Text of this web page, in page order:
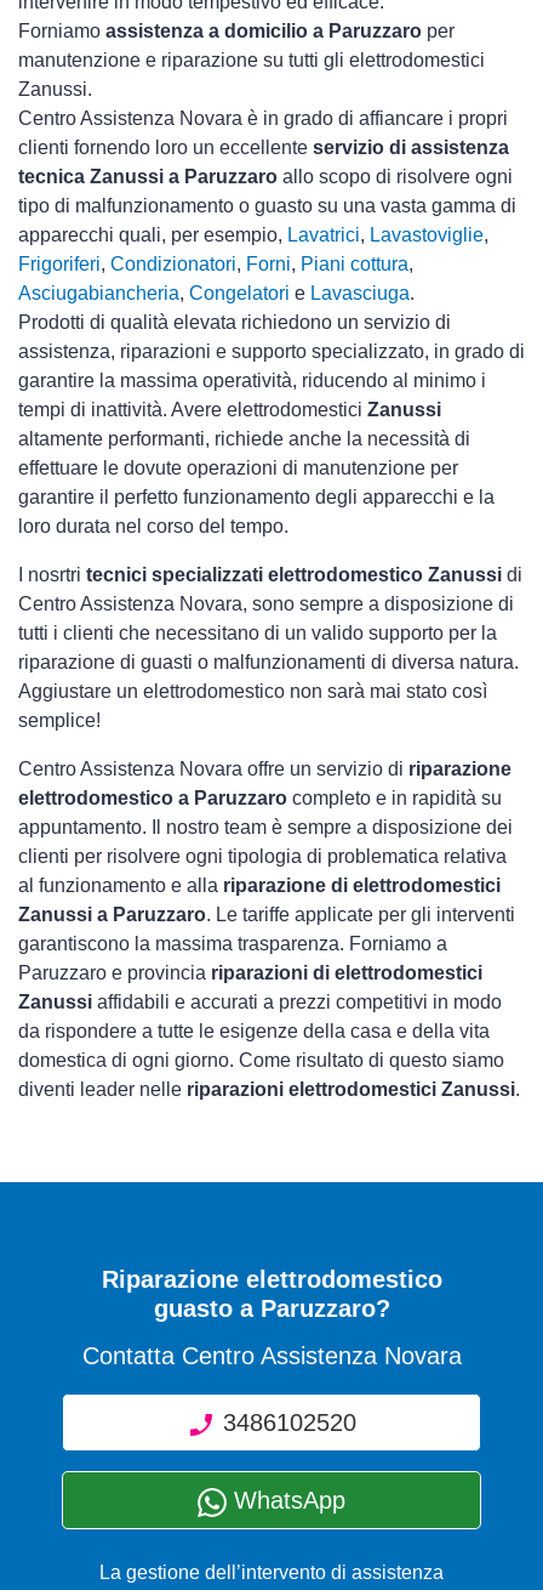
Forniamo assistenza a domicilio a Paruzzaro per
manutenzione e riparazione su tutti gli elettrodomestici
Zanussi.
Centro Assistenza Novara è in grado di affiancare i propri
clienti fornendo loro un eccellente servizio di assistenza
tecnica Zanussi a Paruzzaro allo scopo di risolvere ogni
tipo di malfunzionamento o guasto su una vasta gamma di
apparecchi quali, per esempio, Lavatrici, Lavastoviglie,
Frigoriferi, Condizionatori, Forni, Piani cottura,
Asciugabiancheria, Congelatori e Lavasciuga.
Prodotti di qualità elevata richiedono un servizio di
assistenza, riparazioni e supporto specializzato, in grado di
garantire la massima operatività, riducendo al minimo i
tempi di inattività. Avere elettrodomestici Zanussi
altamente performanti, richiede anche la necessità di
effettuare le dovute operazioni di manutenzione per
garantire il perfetto funzionamento degli apparecchi e la
loro durata nel corso del tempo.
I nosrtri tecnici specializzati elettrodomestico Zanussi di
Centro Assistenza Novara, sono sempre a disposizione di
tutti i clienti che necessitano di un valido supporto per la
riparazione di guasti o malfunzionamenti di diversa natura.
Aggiustare un elettrodomestico non sarà mai stato così
semplice!
Centro Assistenza Novara offre un servizio di riparazione
elettrodomestico a Paruzzaro completo e in rapidità su
appuntamento. Il nostro team è sempre a disposizione dei
clienti per risolvere ogni tipologia di problematica relativa
al funzionamento e alla riparazione di elettrodomestici
Zanussi a Paruzzaro. Le tariffe applicate per gli interventi
garantiscono la massima trasparenza. Forniamo a
Paruzzaro e provincia riparazioni di elettrodomestici
Zanussi affidabili e accurati a prezzi competitivi in modo
da rispondere a tutte le esigenze della casa e della vita
domestica di ogni giorno. Come risultato di questo siamo
diventi leader nelle riparazioni elettrodomestici Zanussi.
Riparazione elettrodomestico
guasto a Paruzzaro?
Contatta Centro Assistenza Novara
3486102520
WhatsApp
La gestione dell’intervento di assistenza